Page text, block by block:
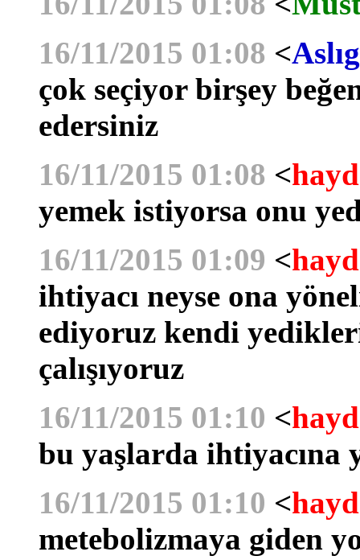
16/11/2015 01:08 <
çok seçiyor birşey
edersiniz
16/11/2015 01:08 <
yemek istiyorsa onu
16/11/2015 01:09 <
ihtiyacı neyse ona
ediyoruz kendi
çalışıyoruz
16/11/2015 01:10 <
bu yaşlarda ihtiyacına
16/11/2015 01:10 <
metebolizmaya giden